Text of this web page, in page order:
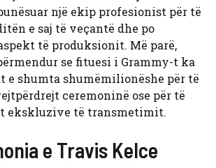
një ekip profesionist për të
e saj të veçantë dhe po
të produksionit. Më parë,
se fituesi i Grammy-t ka
e shumta shumëmilionëshe për të
ceremoninë ose për të
ekskluzive të transmetimit.
e Travis Kelce